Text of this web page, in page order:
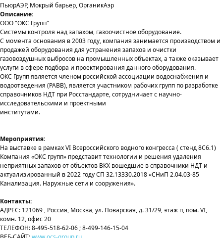
ПьюрАЭР, Мокрый барьер, ОрганикАэр
Описание:
ООО "ОКС Групп"
Системы контроля над запахом, газоочистное оборудование.
С момента основания в 2003 году, компания занимается производством и
продажей оборудования для устранения запахов и очистки
газовоздушных выбросов на промышленных объектах, а также оказывает
услуги в сфере подбора и проектирования данного оборудования.
ОКС Групп является членом российской ассоциации водоснабжения и
водоотведения (РАВВ), является участником рабочих групп по разработке
справочников НДТ при Росстандарте, сотрудничает с научно-
исследовательскими и проектными
институтами.
Мероприятия:
На выставке в рамках VI Всероссийского водного конгресса ( стенд 8С6.1)
Компания «ОКС групп» представит технологии и решения удаления
неприятных запахов от объектов ВКХ вошедшие в справочники НДТ и
актуализированный в 2022 году СП 32.13330.2018 «СНиП 2.04.03-85
Канализация. Наружные сети и сооружения».
Контакты:
АДРЕС: 121069 , Россия, Москва, ул. Поварская, д. 31/29, этаж п, пом. VI,
комн. 12, офис 20
ТЕЛЕФОН: 8-495-518-62-06 ; 8-499-146-15-04